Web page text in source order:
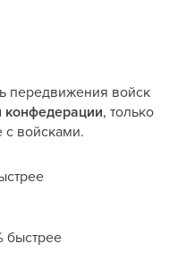
передвижения войск
конфедерации, только
с войсками.
быстрее